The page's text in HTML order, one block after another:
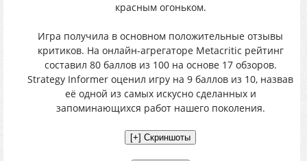
красным огоньком.
Игра получила в основном положительные отзывы
критиков. На онлайн-агрегаторе Metacritic рейтинг
составил 80 баллов из 100 на основе 17 обзоров.
Strategy Informer оценил игру на 9 баллов из 10, назвав
её одной из самых искусно сделанных и
запоминающихся работ нашего поколения.